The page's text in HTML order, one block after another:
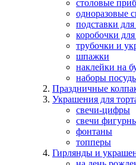
столовые
одноразовые
подставки
коробочки для
трубочки и
шпажки
наклейки на
наборы
Праздничные
Украшения для
свечи-цифры
свечи
фонтаны
топперы
Гирлянды и